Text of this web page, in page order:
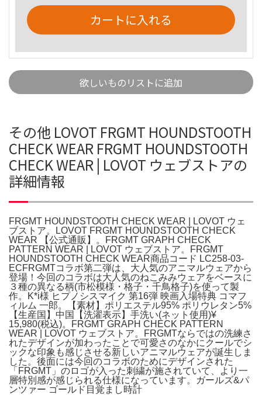
カートに入れる
欲しいものリストに追加
その他 LOVOT FRGMT HOUNDSTOOTH
CHECK WEAR FRGMT HOUNDSTOOTH
CHECK WEAR | LOVOT ウェブストアの
詳細情報
FRGMT HOUNDSTOOTH CHECK WEAR | LOVOT ウェ
ブストア。LOVOT FRGMT HOUNDSTOOTH CHECK
WEAR 【公式通販】。FRGMT GRAPH CHECK
PATTERN WEAR | LOVOT ウェブストア。FRGMT
HOUNDSTOOTH CHECK WEAR商品コード LC258-03-
ECFRGMTコラボ第二弾は、大人気のアニマルウェアから
登場！今回のコラボは大人気のねこみみウェアをベースに
３種の異なる柄(市松模様・格子・千鳥格子)を使って製
作。K*i様 ヒプノシスマイク 第16弾 映画入場特典 コマフ
ィルム 一郎。【素材】ポリエステル95% ポリウレタン5%
【生産国】中国【洗濯表示】手洗い(ネット使用)¥
15,980(税込)。FRGMT GRAPH CHECK PATTERN
WEAR | LOVOT ウェブストア。FRGMTならではの洗練さ
れたデザインが加わったことで可愛さのなかにクールでシ
ックな印象も感じさせる新しいアニマルウェアが誕生しま
した。後面には今回のコラボのためにデザインされた
「FRGMT」のロゴが入った刺繍が施されていて、より一
層特別感が感じられる仕様になっています。ガールズ&パ
ンツァー ゴールド目覚まし時計